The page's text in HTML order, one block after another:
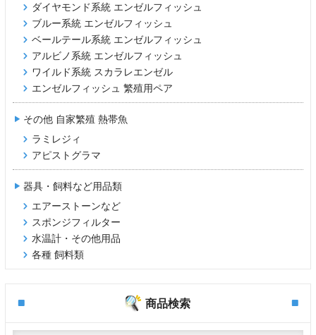
ダイヤモンド系統 エンゼルフィッシュ
ブルー系統 エンゼルフィッシュ
ベールテール系統 エンゼルフィッシュ
アルビノ系統 エンゼルフィッシュ
ワイルド系統 スカラレエンゼル
エンゼルフィッシュ 繁殖用ペア
その他 自家繁殖 熱帯魚
ラミレジィ
アピストグラマ
器具・飼料など用品類
エアーストーンなど
スポンジフィルター
水温計・その他用品
各種 飼料類
商品検索